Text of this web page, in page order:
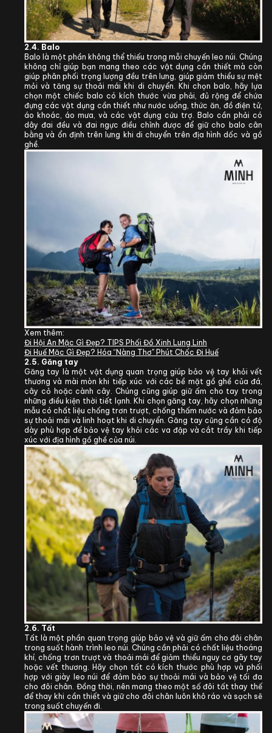
2.4. Balo
Balo là một phần không thể thiếu trong mỗi chuyến leo núi. Chúng
không chỉ giúp bạn mang theo các vật dụng cần thiết mà còn
giúp phân phối trọng lượng đều trên lưng, giúp giảm thiểu sự mệt
mỏi và tăng sự thoải mái khi di chuyển. Khi chọn balo, hãy lựa
chọn một chiếc balo có kích thước vừa phải, đủ rộng để chứa
đựng các vật dụng cần thiết như nước uống, thức ăn, đồ điện tử,
áo khoác, áo mưa, và các vật dụng cứu trợ. Balo cần phải có
dây đai đều và đai ngực điều chỉnh được để giữ cho balo cân
bằng và ổn định trên lưng khi di chuyển trên địa hình dốc và gồ
ghề.
Xem thêm:
Đi Hội An Mặc Gì Đẹp? TIPS Phối Đồ Xinh Lung Linh
Đi Huế Mặc Gì Đẹp? Hóa “Nàng Thơ" Phút Chốc Đi Huế
2.5. Găng tay
Găng tay là một vật dụng quan trọng giúp bảo vệ tay khỏi vết
thương và mài mòn khi tiếp xúc với các bề mặt gồ ghề của đá,
cây cỏ hoặc cành cây. Chúng cũng giúp giữ ấm cho tay trong
những điều kiện thời tiết lạnh. Khi chọn găng tay, hãy chọn những
mẫu có chất liệu chống trơn trượt, chống thấm nước và đảm bảo
sự thoải mái và linh hoạt khi di chuyển. Găng tay cũng cần có độ
dày phù hợp để bảo vệ tay khỏi các va đập và cắt trầy khi tiếp
xúc với địa hình gồ ghề của núi.
2.6. Tất
Tất là một phần quan trọng giúp bảo vệ và giữ ấm cho đôi chân
trong suốt hành trình leo núi. Chúng cần phải có chất liệu thoáng
khí, chống trơn trượt và thoải mái để giảm thiểu nguy cơ gãy tay
hoặc vết thương. Hãy chọn tất có kích thước phù hợp và phối
hợp với giày leo núi để đảm bảo sự thoải mái và bảo vệ tối đa
cho đôi chân. Đồng thời, nên mang theo một số đôi tất thay thế
để thay khi cần thiết và giữ cho đôi chân luôn khô ráo và sạch sẽ
trong suốt chuyến đi.